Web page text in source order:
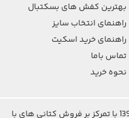
بهترین کفش های بسکتبال
راهنمای انتخاب سایز
راهنمای خرید اسکیت
تماس باما
نحوه خرید
فروشگاه اینترنتی اسپرت باما در سال 1394 با تمرکز بر فروش کتانی های با